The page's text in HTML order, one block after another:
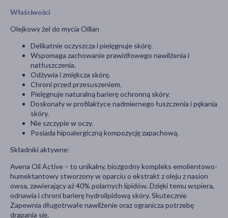
Właściwości
Olejkowy żel do mycia Oillan
Delikatnie oczyszcza i pielęgnuje skórę.
Wspomaga zachowanie prawidłowego nawilżenia i
natłuszczenia.
Odżywia i zmiękcza skórę.
Chroni przed przesuszeniem.
Pielęgnuje naturalną barierę ochronną skóry.
Doskonały w profilaktyce nadmiernego łuszczenia i pękania
skóry.
Nie szczypie w oczy.
Posiada hipoalergiczną kompozycję zapachową.
Składniki aktywne:
Avena Oil Active – to unikalny, biozgodny kompleks emolientowo-
humektantowy stworzony w oparciu o ekstrakt z oleju z nasion
owsa, zawierający aż 40% polarnych lipidów. Dzięki temu wspiera,
odnawia i chroni barierę hydrolipidową skóry. Skutecznie
Zapewnia długotrwałe nawilżenie oraz ogranicza potrzebę
drapania się.